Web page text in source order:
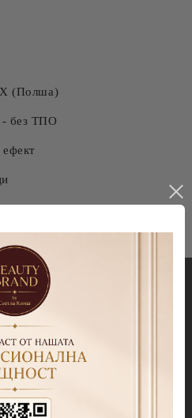
(Полша)
- без ТПО
Декорации
Blooming gel
Гел бои
paint